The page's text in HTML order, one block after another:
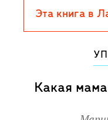
Эта книга в
Какая